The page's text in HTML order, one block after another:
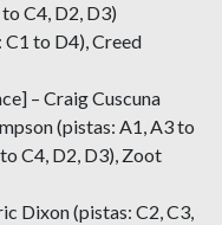
C4, D2, D3)
to D4), Creed
– Craig Cuscuna
(pistas: A1, A3 to
C4, D2, D3), Zoot
Dixon (pistas: C2, C3,